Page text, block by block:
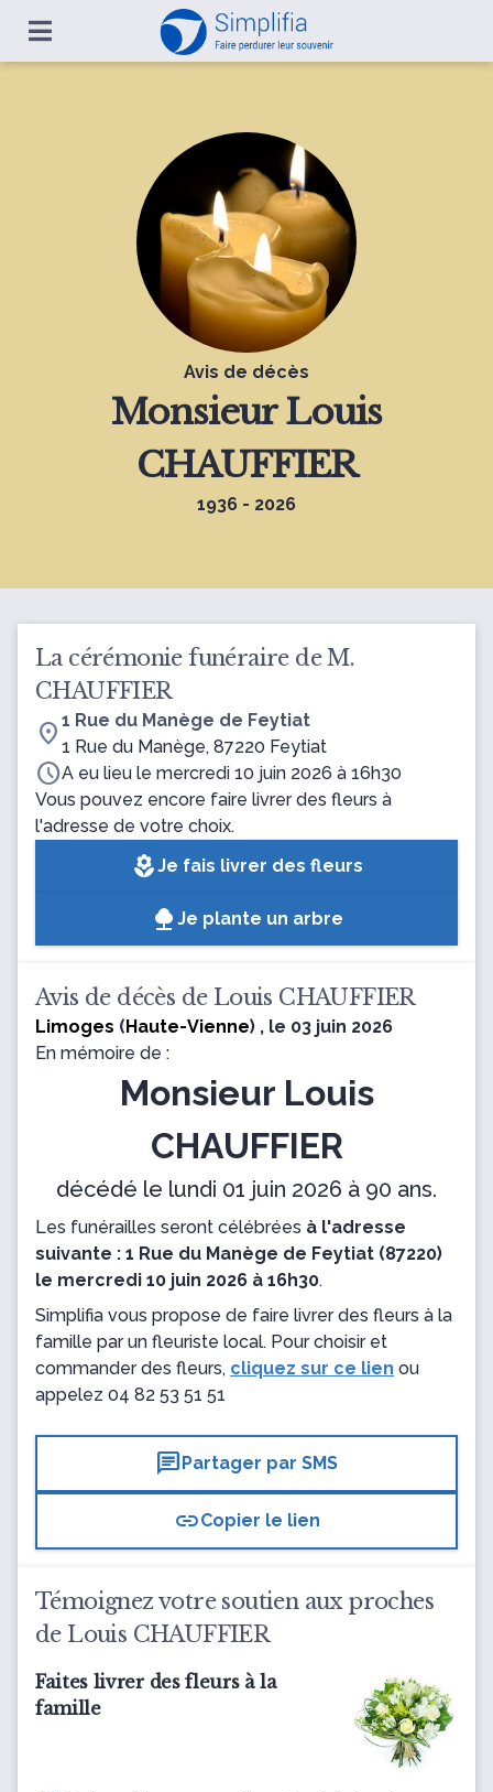
Avis de décès
MonsieurLouis
CHAUFFIER
1936 - 2026
La cérémonie funéraire de M.
CHAUFFIER
location_on 1 Rue du Manège de Feytiat
1 Rue du Manège, 87220 Feytiat
scheduleA eu lieu le mercredi 10 juin 2026 à 16h30
Vous pouvez encore faire livrer des fleurs à
l'adresse de votre choix.
local_floristJe fais livrer des fleurs
Je plante un arbre
Avis de décès de Louis CHAUFFIER
Limoges (Haute-Vienne) , le 03 juin 2026
En mémoire de :
Monsieur Louis
CHAUFFIER
décédé le lundi 01 juin 2026 à 90 ans.
Les funérailles seront célébrées à l'adresse
suivante : 1 Rue du Manège de Feytiat (87220)
le mercredi 10 juin 2026 à 16h30.
Simplifia vous propose de faire livrer des fleurs à la
famille par un fleuriste local. Pour choisir et
commander des fleurs, cliquez sur ce lien ou
appelez 04 82 53 51 51
chatPartager par SMS
linkCopier le lien
Témoignez votre soutien aux proches
de Louis CHAUFFIER
Faites livrer des fleurs à la
famille